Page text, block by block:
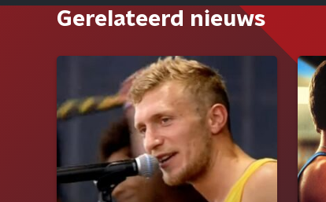
Gerelateerd nieuws